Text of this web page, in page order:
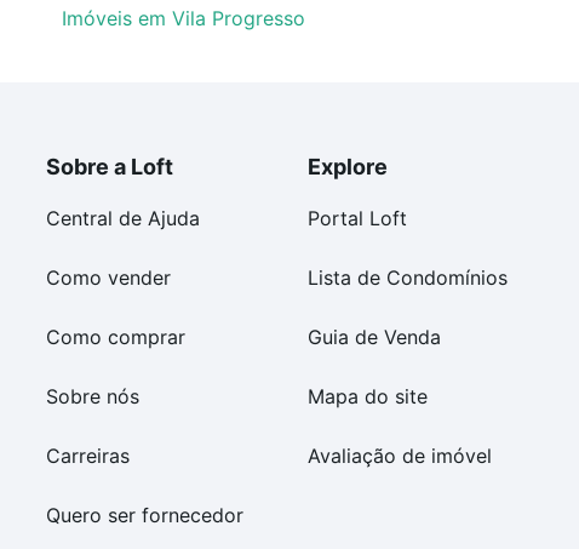
Imóveis em Vila Progresso
Sobre a Loft
Central de Ajuda
Como vender
Como comprar
Sobre nós
Carreiras
Quero ser fornecedor
Explore
Portal Loft
Lista de Condomínios
Guia de Venda
Mapa do site
Avaliação de imóvel